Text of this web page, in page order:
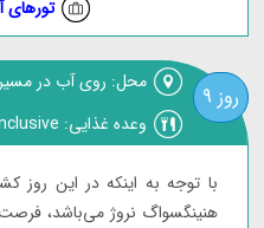
تورهای
روز 9
محل: روی آب در مسیر
وعده غذایی: Full Board/All-inclusive
با توجه به اینکه در این
هنینگسواگ نروژ می‌باشد،